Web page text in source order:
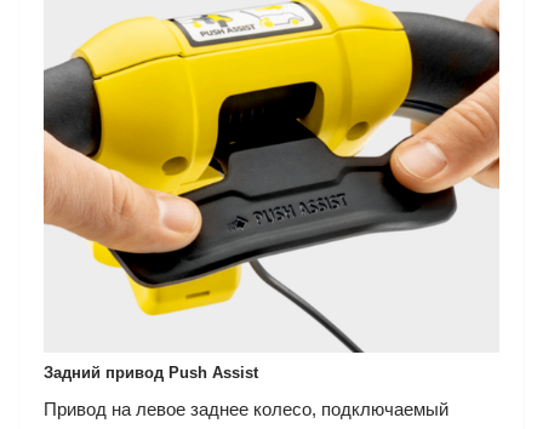
Задний привод Push Assist
Привод на левое заднее колесо, подключаемый